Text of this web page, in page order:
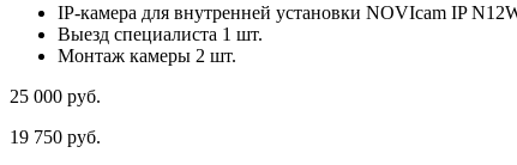
IP-камера для внутренней установки NOVIcam IP
Выезд специалиста 1 шт.
Монтаж камеры 2 шт.
25 000 руб.
19 750 руб.